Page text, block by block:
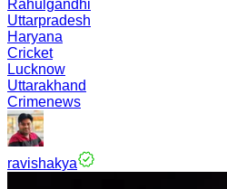
Rahulgandhi
Uttarpradesh
Haryana
Cricket
Lucknow
Uttarakhand
Crimenews
ravishakya